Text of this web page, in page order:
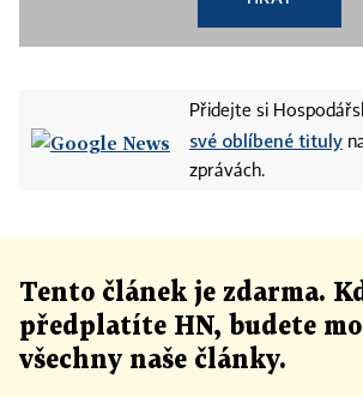
Přidejte si
své oblíbené tituly
zprávách.
Tento článek je zdarma.
předplatíte HN, budete
všechny naše články.